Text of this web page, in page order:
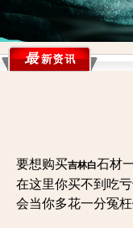
要想购买吉林白石材
在这里你买不到吃
会当你多花一分冤